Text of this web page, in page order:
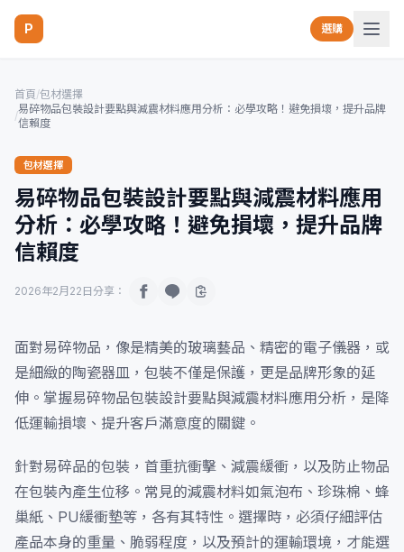
P 選購
首頁/包材選擇
/
易碎物品包裝設計要點與減震材料應用分析：必學攻略！避免損壞，提升品牌
信賴度
包材選擇
易碎物品包裝設計要點與減震材料應用
分析：必學攻略！避免損壞，提升品牌
信賴度
2026年2月22日 分享：
面對易碎物品，像是精美的玻璃藝品、精密的電子儀器，或
是細緻的陶瓷器皿，包裝不僅是保護，更是品牌形象的延
伸。掌握易碎物品包裝設計要點與減震材料應用分析，是降
低運輸損壞、提升客戶滿意度的關鍵。
針對易碎品的包裝，首重抗衝擊、減震緩衝，以及防止物品
在包裝內產生位移。常見的減震材料如氣泡布、珍珠棉、蜂
巢紙、PU緩衝墊等，各有其特性。選擇時，必須仔細評估
產品本身的重量、脆弱程度，以及預計的運輸環境，才能選